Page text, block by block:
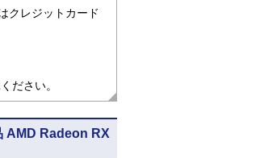
クレジットカード
ださい。
AMD Radeon RX